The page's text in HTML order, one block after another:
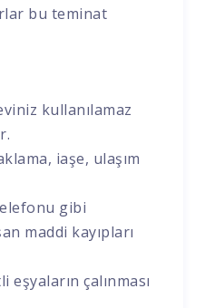
bu teminat
kullanılamaz
iaşe, ulaşım
gibi
maddi kayıpları
çalınması